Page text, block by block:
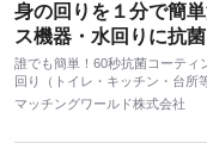
身の回りを１分で簡
ス機器・水回りに抗
コーティング剤「
ディーエックス）」
誰でも簡単！60秒抗菌コーティ
回り（トイレ・キッチン・台所
ティングするだけ。国産無添加
マッチングワールド株式会社